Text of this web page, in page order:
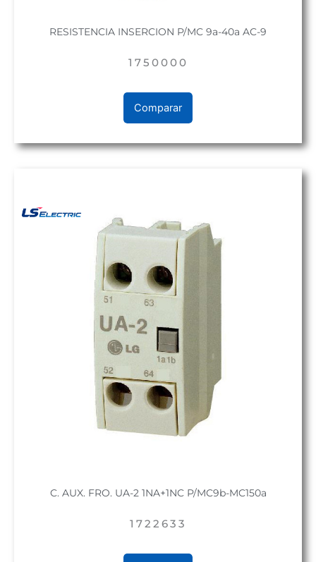
RESISTENCIA INSERCION P/MC 9a-40a AC-9
1750000
Comparar
C. AUX. FRO. UA-2 1NA+1NC P/MC9b-MC150a
1722633